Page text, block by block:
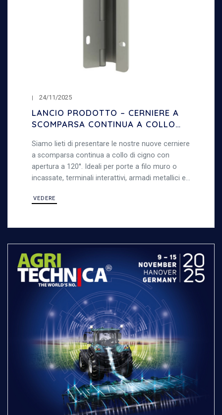
24/11/2025
LANCIO PRODOTTO – CERNIERE A
SCOMPARSA CONTINUA A COLLO
Siamo lieti di presentare le nostre nuove cerniere
a scomparsa continua a collo di cigno con
apertura a 120°. Ideali per porte a filo muro o
incassate, terminali interattivi, armadi metallici e
versatilità.
VEDERE